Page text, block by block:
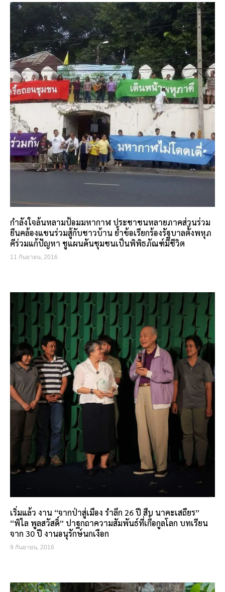
กำลังใจล้นหลามป้อมมหากาฬ ประชาชนหลายภาคส่วนร่วม
ยืนคล้องแขนร่วมสู้กับชาวบ้าน ย้ำข้อเรียกร้องรัฐบาลตั้งพหุภ
คีร่วมแก้ปัญหา ชูแผนดันชุมชนเป็นพิพิธภัณฑ์มีชีวิต
11 กันยายน, 2016
เริ่มแล้ว งาน “จากป่าสู่เมือง รำลึก 26 ปี สืบ นาคะเสถียร”
“พิไล พูลสวัสดิ์” ปาฐกถาความสัมพันธ์ที่เกื้อกูลโลก บทเรียน
จาก 30 ปี งานอนุรักษ์นกเงือก
9 กันยายน, 2016